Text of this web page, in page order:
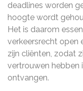
deadlines worden
hoogte wordt
Het is daarom
verkeersrecht open
zijn cliënten, zodat
vertrouwen hebben
ontvangen.